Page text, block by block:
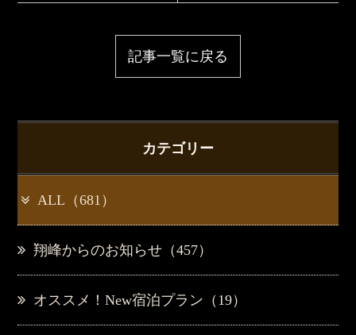
記事一覧に戻る
カテゴリー
ALL（681）
翔峰からのお知らせ（457）
オススメ！New宿泊プラン（19）